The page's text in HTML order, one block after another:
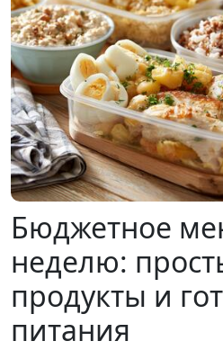
Бюджетное
неделю:
продукты и
питания